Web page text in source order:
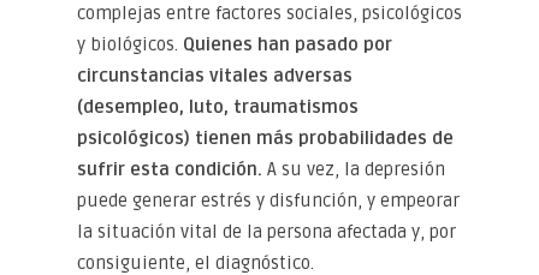
complejas entre factores sociales, psicológicos
y biológicos. Quienes han pasado por
circunstancias vitales adversas
(desempleo, luto, traumatismos
psicológicos) tienen más probabilidades de
sufrir esta condición. A su vez, la depresión
puede generar estrés y disfunción, y empeorar
la situación vital de la persona afectada y, por
consiguiente, el diagnóstico.